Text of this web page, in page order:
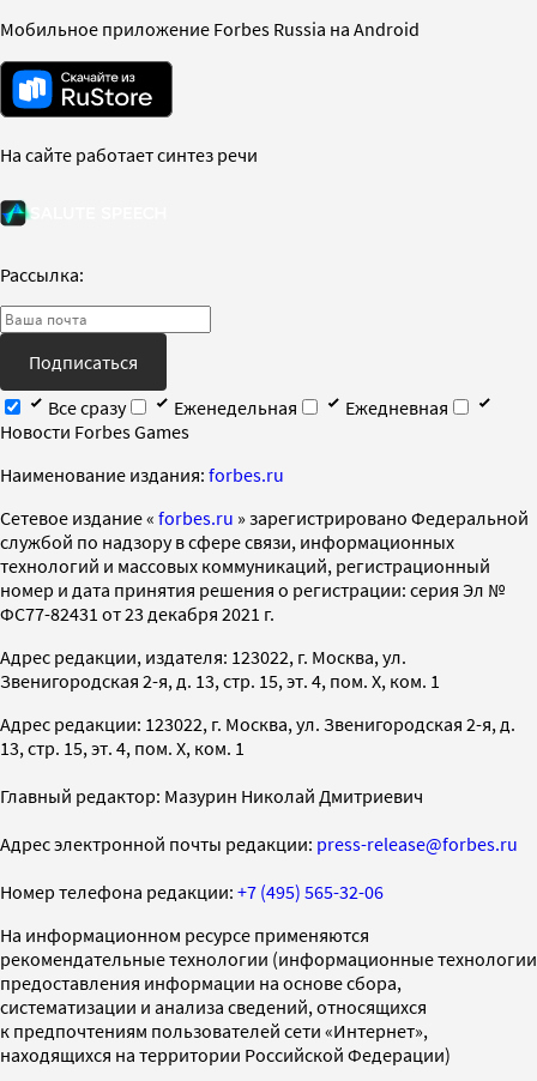
Мобильное приложение Forbes Russia на Android
На сайте работает синтез речи
Рассылка:
Подписаться
Все сразу
Еженедельная
Ежедневная
Новости Forbes Games
Наименование издания: forbes.ru
Cетевое издание « forbes.ru » зарегистрировано Федеральной
службой по надзору в сфере связи, информационных
технологий и массовых коммуникаций, регистрационный
номер и дата принятия решения о регистрации: серия Эл №
ФС77-82431 от 23 декабря 2021 г.
Адрес редакции, издателя: 123022, г. Москва, ул.
Звенигородская 2-я, д. 13, стр. 15, эт. 4, пом. X, ком. 1
Адрес редакции: 123022, г. Москва, ул. Звенигородская 2-я, д.
13, стр. 15, эт. 4, пом. X, ком. 1
Главный редактор: Мазурин Николай Дмитриевич
Адрес электронной почты редакции: press-release@forbes.ru
Номер телефона редакции: +7 (495) 565-32-06
На информационном ресурсе применяются
рекомендательные технологии (информационные технологии
предоставления информации на основе сбора,
систематизации и анализа сведений, относящихся
к предпочтениям пользователей сети «Интернет»,
находящихся на территории Российской Федерации)